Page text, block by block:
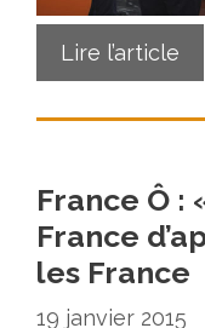
Lire l’article
France Ô :
France
les France
19 janvier 2015